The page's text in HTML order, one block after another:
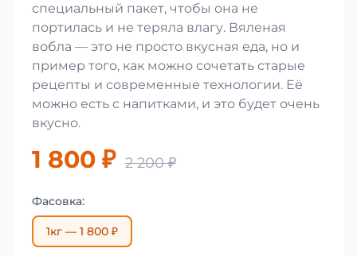
специальный пакет, чтобы она не
портилась и не теряла влагу. Вяленая
вобла — это не просто вкусная еда, но и
пример того, как можно сочетать старые
рецепты и современные технологии. Её
можно есть с напитками, и это будет очень
вкусно.
1 800 ₽ 2 200 ₽
Фасовка:
1кг — 1 800 ₽